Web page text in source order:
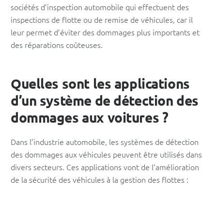
sociétés d’inspection automobile qui effectuent des
inspections de flotte ou de remise de véhicules, car il
leur permet d’éviter des dommages plus importants et
des réparations coûteuses.
Quelles sont les applications
d’un système de détection des
dommages aux voitures ?
Dans l’industrie automobile, les systèmes de détection
des dommages aux véhicules peuvent être utilisés dans
divers secteurs. Ces applications vont de l’amélioration
de la sécurité des véhicules à la gestion des flottes :